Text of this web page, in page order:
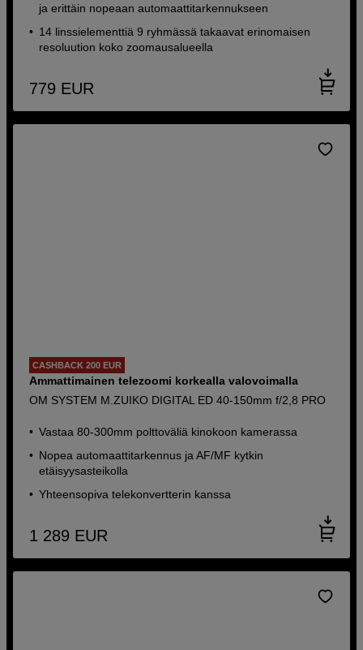
ja erittäin nopeaan automaattitarkennukseen
14 linssielementtiä 9 ryhmässä takaavat erinomaisen
resoluution koko zoomausalueella
779 EUR
CASHBACK 200 EUR
Ammattimainen telezoomi korkealla valovoimalla
OM SYSTEM M.ZUIKO DIGITAL ED 40-150mm f/2,8 PRO
Vastaa 80-300mm polttoväliä kinokoon kamerassa
Nopea automaattitarkennus ja AF/MF kytkin
etäisyysasteikolla
Yhteensopiva telekonvertterin kanssa
1 289 EUR